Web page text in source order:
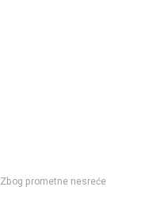
Zbog prometne nesreće